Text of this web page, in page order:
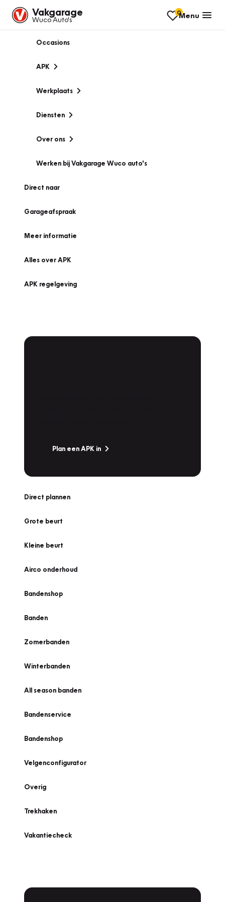
Vakgarage
Wuco Auto's
0Menu
Occasions
APK
Werkplaats
Diensten
Over ons
Werken bij Vakgarage Wuco auto's
Direct naar
Garageafspraak
Meer informatie
Alles over APK
APK regelgeving
Plan een APK in
Direct plannen
Grote beurt
Kleine beurt
Airco onderhoud
Bandenshop
Banden
Zomerbanden
Winterbanden
All season banden
Bandenservice
Bandenshop
Velgenconfigurator
Overig
Trekhaken
Vakantiecheck